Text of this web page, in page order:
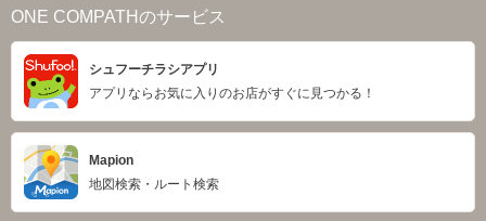
ONE COMPATHのサービス
シュフーチラシアプリ
アプリならお気に入りのお店がすぐに見つかる！
Mapion
地図検索・ルート検索